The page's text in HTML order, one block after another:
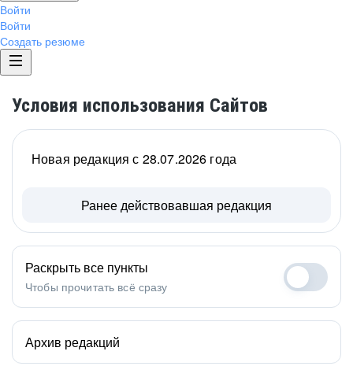
Войти
Войти
Создать резюме
Условия использования Сайтов
Новая редакция с 28.07.2026 года
Ранее действовавшая редакция
Раскрыть все пункты
Чтобы прочитать всё сразу
Архив редакций